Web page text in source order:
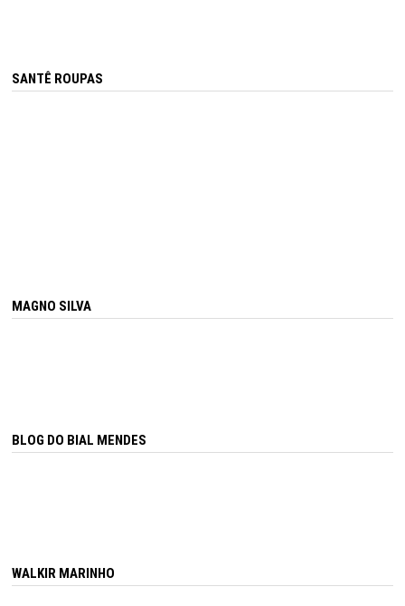
SANTÊ ROUPAS
MAGNO SILVA
BLOG DO BIAL MENDES
WALKIR MARINHO